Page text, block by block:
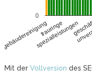
gebäudereinigungtrauringe
spezialleistungen
0
Mit der Vollversion des